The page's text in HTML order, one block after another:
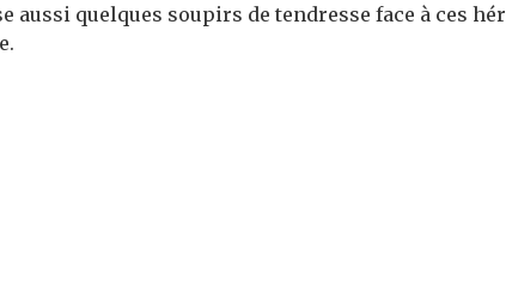
aussi quelques soupirs de tendresse face à ces